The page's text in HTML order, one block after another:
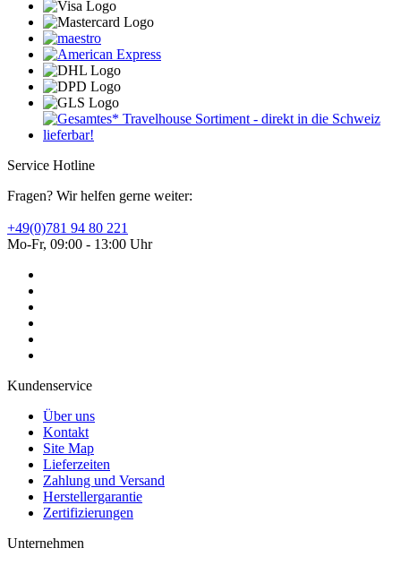
Service Hotline
Fragen? Wir helfen gerne weiter:
+49(0)781 94 80 221
Mo-Fr, 09:00 - 13:00 Uhr
Kundenservice
Über uns
Kontakt
Site Map
Lieferzeiten
Zahlung und Versand
Herstellergarantie
Zertifizierungen
Unternehmen